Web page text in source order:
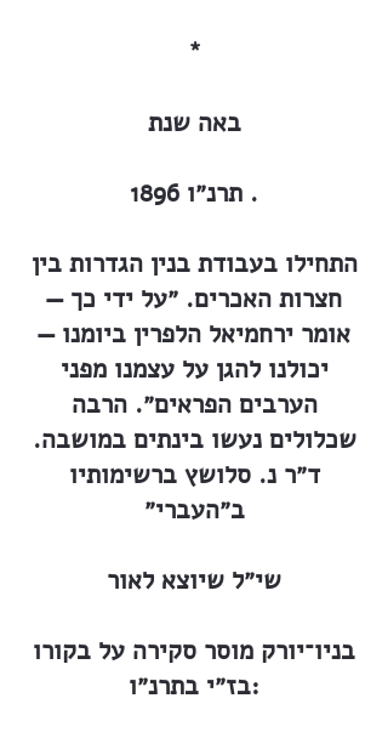
*
באה שנת
תרנ״ו 1896 .
התחילו בעבודת בנין הגדרות בין
חצרות האכרים. ״על ידי כך —
אומר ירחמיאל הלפרין ביומנו —
יכולנו להגן על עצמנו מפני
הערבים הפראים״. הרבה
שכלולים נעשו בינתים במושבה.
ד״ר נ. סלושץ ברשימותיו
ב״העברי״
שי״ל שיוצא לאור
בניו־יורק מוסר סקירה על בקורו
בז״י בתרנ״ו: